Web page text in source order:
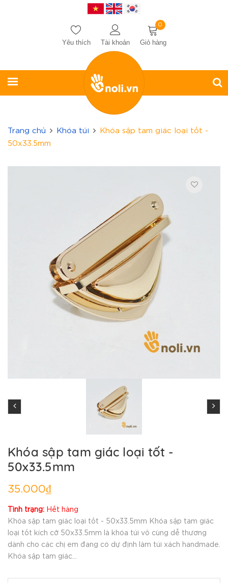
0
Giỏ hàng
Tài khoản
Yêu thích
Trang chủ Khóa túi
Khóa sập tam giác loại tốt -
50x33.5mm
Khóa sập tam giác loại tốt -
50x33.5mm
35.000₫
Tình trạng: Hết hàng
Khóa sập tam giác loại tốt - 50x33.5mm Khóa sập tam giác
loại tốt kích cỡ 50x33.5mm là khóa túi vô cùng dễ thương
dành cho các chị em đang có dự định làm túi xách handmade.
Khóa sập tam giác...